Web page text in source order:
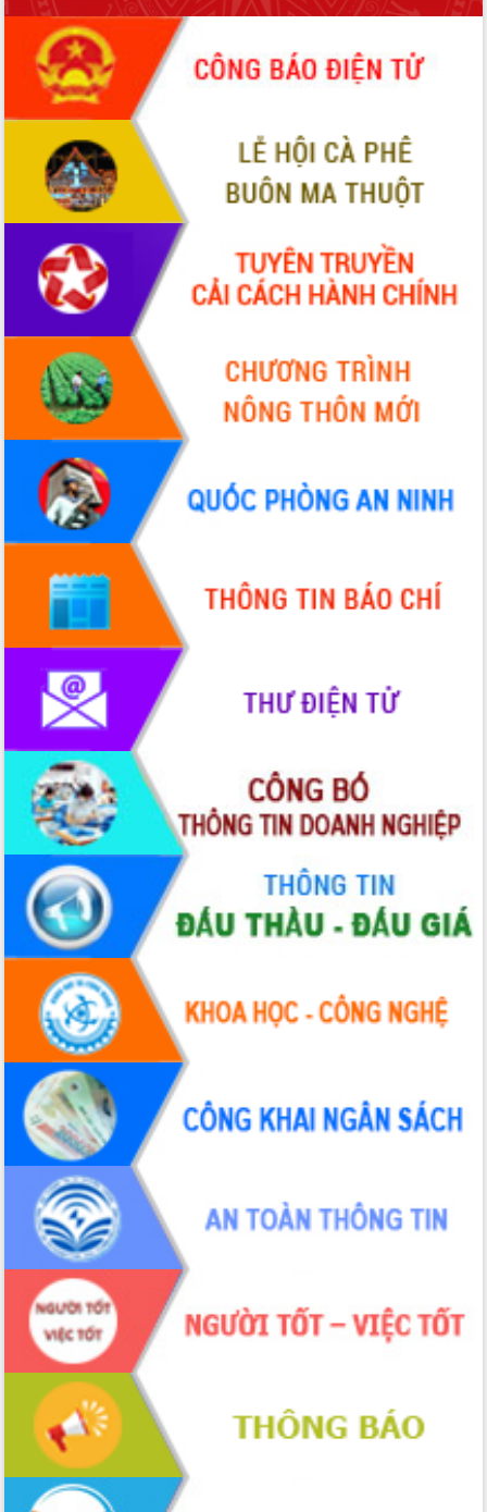
Đắk Lắk ký kết thỏa thuận hợp tác về
chuyển đổi số giai đoạn 2026 – 2030
với Tập đoàn Bưu chính Viễn thông
Việt Nam
Thứ trưởng Bộ Y tế làm việc với tỉnh
Đắk Lắk về phát triển nhân lực y tế
cho trạm y tế cấp xã
Du lịch Đắk Lắk nâng tầm trải nghiệm
du khách thông qua Hệ thống cơ sở dữ
liệu và Bản đồ số
Tập huấn ứng dụng trí tuệ nhân tạo (AI)
trong thương mại điện tử năm 2026
Đoàn đại biểu Quốc hội tỉnh Đắk Lắk
trao đổi thông tin trước Kỳ họp thứ
nhất, Quốc hội khóa XVI
Quyết liệt cải cách hành chính, khơi
thông nguồn lực phát triển
Nâng cao hiệu lực, hiệu quả HĐND
tỉnh thông qua hiện đại hóa hành chính
Xã Ea Phê gắn cải cách hành chính với
chuyển đổi số
Phó Chủ tịch Thường trực UBND tỉnh
Hồ Thị Nguyên Thảo làm việc tại Trung
tâm Phục vụ hành chính công xã Ea
Xây dựng nền hành chính số đồng
hành cùng nông dân dân, doanh nghiệp
Giai đoạn 2026-2030, Đắk Lắk phấn
đấu có 77% xã đạt chuẩn nông thôn
Chuyển đổi số 'mở đường' cho nông
nghiệp Đắk Lắk tăng trưởng bứt phá
Triển khai đồng bộ đo đạc, lập hồ sơ
địa chính, hoàn thiện cơ sở dữ liệu đất
đai
Ứng dụng sinh trắc học - Bước tiến
trong hành trình chuyển đổi số tại Đắk
Lắk
Đắk Lắk nâng cao hiệu quả công tác
Đảng từ Sổ tay đảng viên điện tử
Đắk Lắk đẩy mạnh nuôi biển công
nghệ, hướng tới phát triển thủy sản
bền vững
Tập huấn nâng cao năng lực triển khai
chuyển đổi số cho cán bộ, công chức
cấp xã
Đắk Lắk phát động hưởng ứng Ngày
Quyền của người tiêu dùng Việt Nam
2026
Đẩy mạnh cải cách hành chính, quyết
tâm đạt được mục tiêu tăng trưởng
hai con số trong năm 2026
Tổ chức trang trọng Lễ hội Đền thờ
Lương Văn Chánh năm 2026
Phó Bí thư Tỉnh ủy Đắk Lắk Đỗ Hữu
Huy giữ chức Bí thư Đảng ủy Ủy Ban
Nhân dân tỉnh
Bệnh án điện tử thúc đẩy chuyển đổi
số y tế tại Đắk Lắk
Chuyển đổi số thư viện: Mở rộng
không gian tri thức trong thời đại số
Đánh giá, rút kinh nghiệm công tác tổ
chức diễn tập trước ngày bầu cử